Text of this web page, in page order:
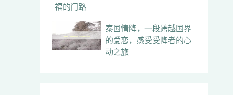
福的门路
泰国情降，一段跨越国界
的爱恋，感受受降者的心
动之旅